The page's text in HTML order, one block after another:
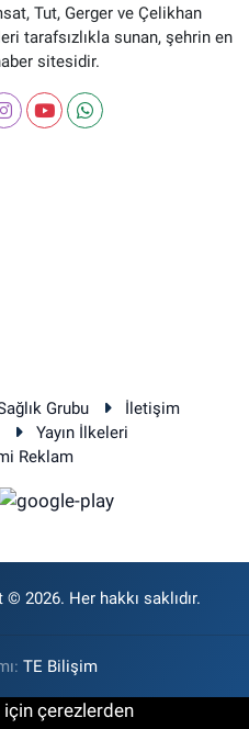
Tut, Gerger ve Çelikhan
tarafsızlıkla sunan, şehrin en
sitesidir.
Grubu
İletişim
Yayın İlkeleri
Reklam
2026. Her hakkı saklıdır.
TE Bilişim
çerezlerden